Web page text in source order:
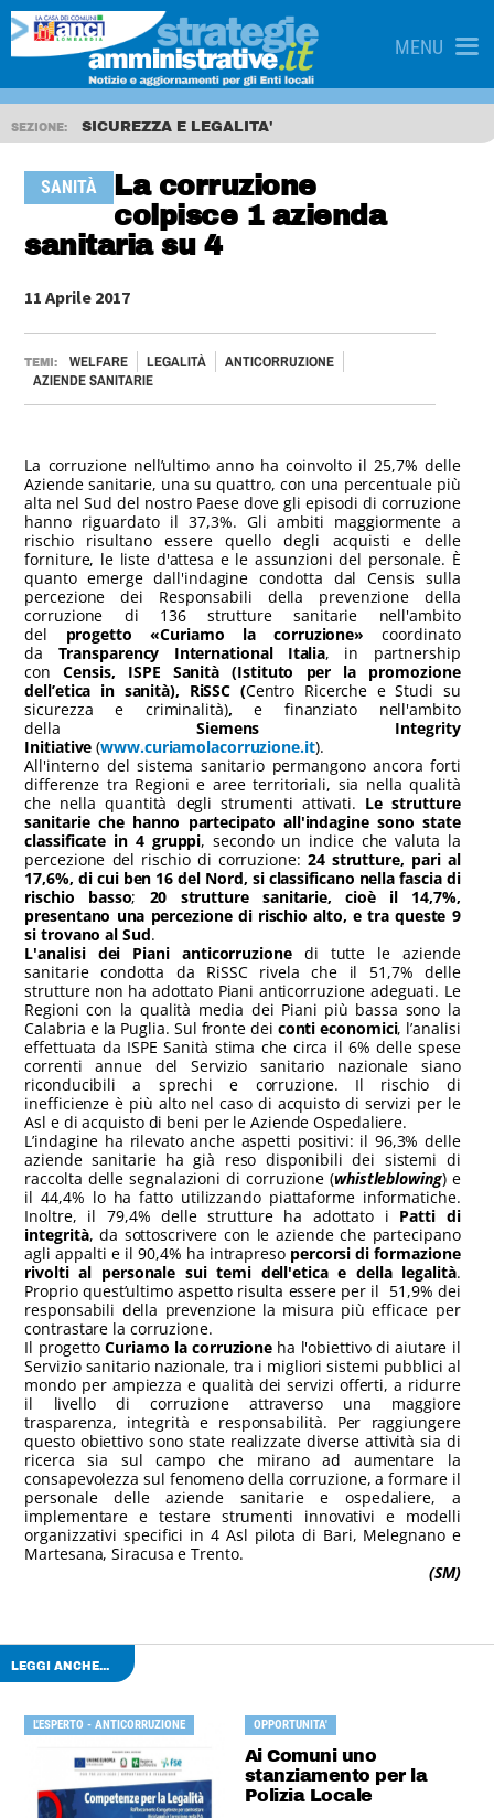
MENU
SEZIONE: SICUREZZA E LEGALITA'
SANITÀ
La corruzione
colpisce 1 azienda
sanitaria su 4
11 Aprile 2017
TEMI: WELFARE LEGALITÀ
ANTICORRUZIONE
AZIENDE SANITARIE
La corruzione nell’ultimo anno ha coinvolto il 25,7% delle
Aziende sanitarie, una su quattro, con una percentuale più
alta nel Sud del nostro Paese dove gli episodi di corruzione
hanno riguardato il 37,3%. Gli ambiti maggiormente a
rischio risultano essere quello degli acquisti e delle
forniture, le liste d'attesa e le assunzioni del personale. È
quanto emerge dall'indagine condotta dal Censis sulla
percezione dei Responsabili della prevenzione della
corruzione di 136 strutture sanitarie nell'ambito
del progetto «Curiamo la corruzione» coordinato
da Transparency International Italia, in partnership
conCensis, ISPE Sanità(Istituto per la promozione
dell’etica in sanità), RiSSC (Centro Ricerche e Studi su
sicurezza e criminalità), e finanziato nell'ambito
della Siemens Integrity
Initiative (www.curiamolacorruzione.it).
All'interno del sistema sanitario permangono ancora forti
differenze tra Regioni e aree territoriali, sia nella qualità
che nella quantità degli strumenti attivati. Le strutture
sanitarie che hanno partecipato all'indagine sono state
classificate in 4 gruppi, secondo un indice che valuta la
percezione del rischio di corruzione: 24 strutture, pari al
17,6%, di cui ben 16 del Nord, si classificano nella fascia di
rischio basso; 20 strutture sanitarie, cioè il 14,7%,
presentano una percezione di rischio alto, e tra queste 9
si trovano al Sud.
L'analisi dei Piani anticorruzionedi tutte le aziende
sanitarie condotta da RiSSC rivela che il 51,7% delle
strutture non ha adottato Piani anticorruzione adeguati. Le
Regioni con la qualità media dei Piani più bassa sono la
Calabria e la Puglia. Sul fronte dei conti economici, l’analisi
effettuata da ISPE Sanità stima che circa il 6% delle spese
correnti annue del Servizio sanitario nazionale siano
riconducibili a sprechi e corruzione. Il rischio di
inefficienze è più alto nel caso di acquisto di servizi per le
Asl e di acquisto di beni per le Aziende Ospedaliere.
L’indagine ha rilevato anche aspetti positivi: il 96,3% delle
aziende sanitarie ha già reso disponibili dei sistemi di
raccolta delle segnalazioni di corruzione (whistleblowing) e
il 44,4% lo ha fatto utilizzando piattaforme informatiche.
Inoltre, il 79,4% delle strutture ha adottato i Patti di
integrità, da sottoscrivere con le aziende che partecipano
agli appalti e il 90,4% ha intrapreso percorsi di formazione
rivolti al personale sui temi dell'etica e della legalità.
Proprio quest’ultimo aspetto risulta essere per il 51,9% dei
responsabili della prevenzione la misura più efficace per
contrastare la corruzione.
Il progettoCuriamo la corruzione ha l'obiettivo di aiutare il
Servizio sanitario nazionale, tra i migliori sistemi pubblici al
mondo per ampiezza e qualità dei servizi offerti, a ridurre
il livello di corruzione attraverso una maggiore
trasparenza, integrità e responsabilità. Per raggiungere
questo obiettivo sono state realizzate diverse attività sia di
ricerca sia sul campo che mirano ad aumentare la
consapevolezza sul fenomeno della corruzione, a formare il
personale delle aziende sanitarie e ospedaliere, a
implementare e testare strumenti innovativi e modelli
organizzativi specifici in 4 Asl pilota di Bari, Melegnano e
Martesana, Siracusa e Trento.
(SM)
LEGGI ANCHE...
L'ESPERTO - ANTICORRUZIONE OPPORTUNITA'
Ai Comuni uno
stanziamento per la
Polizia Locale